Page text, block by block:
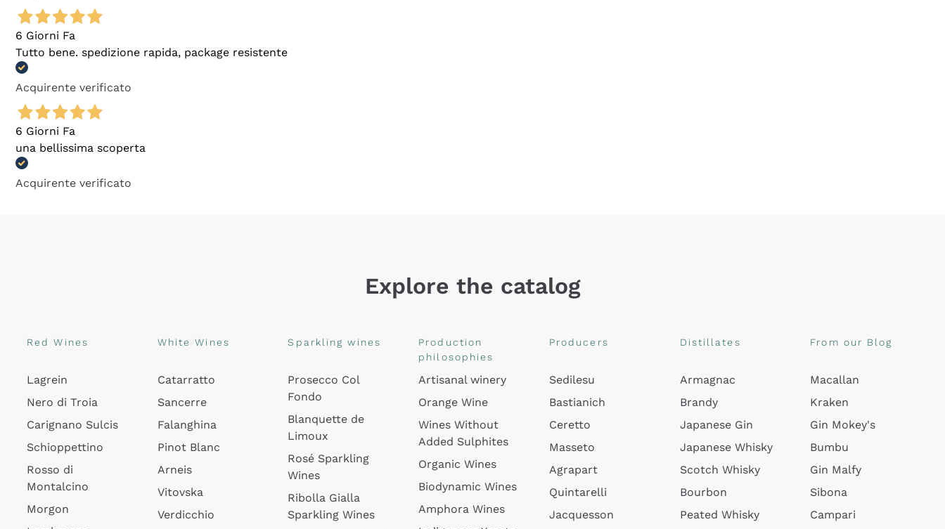
6 Giorni Fa
Tutto bene. spedizione rapida, package resistente
Acquirente verificato
6 Giorni Fa
una bellissima scoperta
Acquirente verificato
Explore the catalog
Red Wines
Lagrein
Nero di Troia
Carignano Sulcis
Schioppettino
Rosso di
Montalcino
Morgon
White Wines
Catarratto
Sancerre
Falanghina
Pinot Blanc
Arneis
Vitovska
Verdicchio
Sparkling wines
Prosecco Col
Fondo
Blanquette de
Limoux
Rosé Sparkling
Wines
Ribolla Gialla
Sparkling Wines
Production
philosophies
Artisanal winery
Orange Wine
Wines Without
Added Sulphites
Organic Wines
Biodynamic Wines
Amphora Wines
Producers
Sedilesu
Bastianich
Ceretto
Masseto
Agrapart
Quintarelli
Jacquesson
Distillates
Armagnac
Brandy
Japanese Gin
Japanese Whisky
Scotch Whisky
Bourbon
Peated Whisky
From our Blog
Macallan
Kraken
Gin Mokey's
Bumbu
Gin Malfy
Sibona
Campari